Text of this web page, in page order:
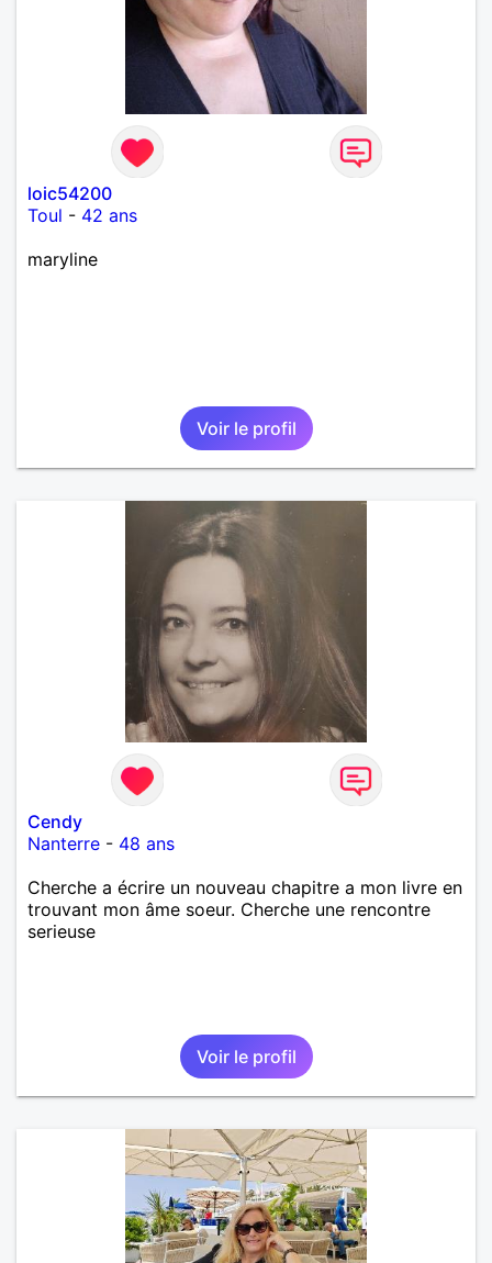
loic54200
Toul - 42 ans
maryline
Voir le profil
Cendy
Nanterre - 48 ans
Cherche a écrire un nouveau chapitre a mon livre en
trouvant mon âme soeur. Cherche une rencontre
serieuse
Voir le profil